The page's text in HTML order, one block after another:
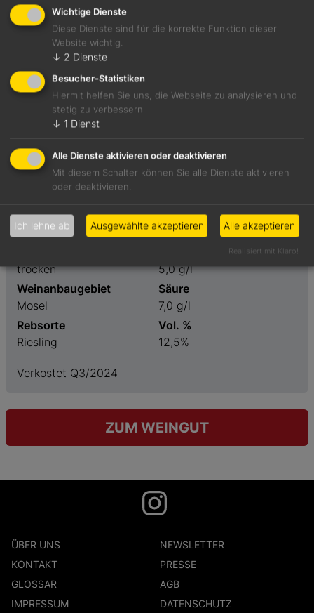
Duftet nach Zitronenzesten, Mango, gelben tropischen
Früchten. Viel Saft am Gaumen, sehr zupackend und
animierend.
Foodpairing-Empfehlung
Zürcher Kalbsgeschnetzeltes mit Rösti
Weinart
Weißwein
Preis
25,00 €
trocken
5,0 g/l
Weinanbaugebiet
Mosel
Säure
7,0 g/l
Rebsorte
Riesling
Vol. %
12,5%
Verkostet Q3/2024
ZUM WEINGUT
ÜBER UNS
NEWSLETTER
KONTAKT
PRESSE
GLOSSAR
AGB
IMPRESSUM
DATENSCHUTZ
Wichtige Dienste
Diese Dienste sind für die korrekte Funktion dieser
Website wichtig.
↓ 2 Dienste
Besucher-Statistiken
Hiermit helfen Sie uns, die Webseite zu analysieren und
stetig zu verbessern
↓ 1 Dienst
Alle Dienste aktivieren oder deaktivieren
Mit diesem Schalter können Sie alle Dienste aktivieren
oder deaktivieren.
Ich lehne ab Ausgewählte akzeptieren Alle akzeptieren
Realisiert mit Klaro!